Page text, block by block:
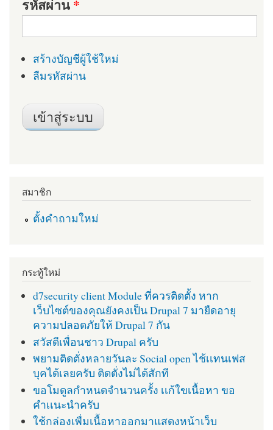
รหัสผ่าน*
สร้างบัญชีผู้ใช้ใหม่
ลืมรหัสผ่าน
สมาชิก
ตั้งคำถามใหม่
กระทู้ใหม่
d7security client Module ที่ควรติดตั้ง หาก
เว็บไซต์ของคุณยังคงเป็น Drupal 7 มายืดอายุ
ความปลอดภัยให้ Drupal 7 กัน
สวัสดีเพื่อนชาว Drupal ครับ
พยามติดตั่งหลายวันละ Social open ไช้เเทนเฟส
บุคได้เลยครับ ติดตั่งไม่ได้สักที
ขอโมดูลกำหนดจำนวนครั้ง เเก้ใขเนื้อหา ขอ
คำเเนะนำครับ
ใช้กล่องเพื่มเนื้อหาออกมาแสดงหน้าเว็บ